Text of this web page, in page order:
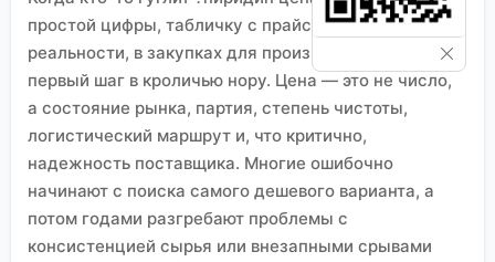
простой цифры, табличку с прайсом. Но в
реальности, в закупках для производства, это
первый шаг в кроличью нору. Цена — это не число,
а состояние рынка, партия, степень чистоты,
логистический маршрут и, что критично,
надежность поставщика. Многие ошибочно
начинают с поиска самого дешевого варианта, а
потом годами разгребают проблемы с
консистенцией сырья или внезапными срывами